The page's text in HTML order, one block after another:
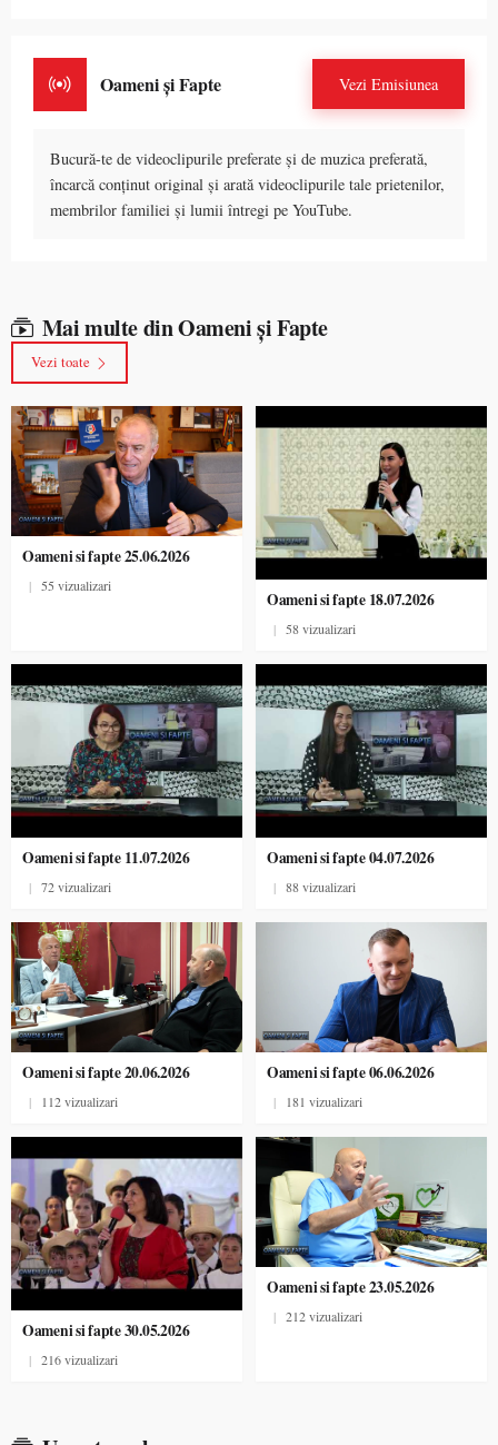
Oameni și Fapte Vezi Emisiunea
Bucură-te de videoclipurile preferate și de muzica preferată,
încarcă conținut original și arată videoclipurile tale prietenilor,
membrilor familiei și lumii întregi pe YouTube.
Mai multe din Oameni și Fapte
Vezi toate
Oameni si fapte 25.06.2026
| 55 vizualizari
Oameni si fapte 18.07.2026
| 58 vizualizari
Oameni si fapte 11.07.2026
| 72 vizualizari
Oameni si fapte 04.07.2026
| 88 vizualizari
Oameni si fapte 20.06.2026
| 112 vizualizari
Oameni si fapte 06.06.2026
| 181 vizualizari
Oameni si fapte 30.05.2026
| 216 vizualizari
Oameni si fapte 23.05.2026
| 212 vizualizari